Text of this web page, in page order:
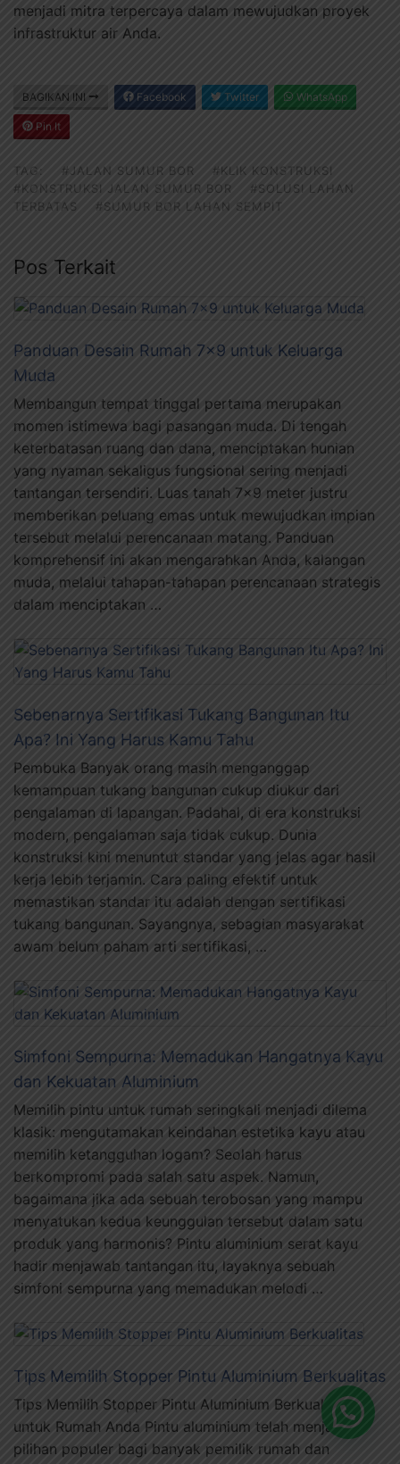
menjadi mitra terpercaya dalam mewujudkan proyek
infrastruktur air Anda.
BAGIKAN INI Facebook Twitter WhatsApp
Pin It
TAG: #JALAN SUMUR BOR
#KLIK KONSTRUKSI
#KONSTRUKSI JALAN SUMUR BOR
#SOLUSI LAHAN
TERBATAS
#SUMUR BOR LAHAN SEMPIT
Pos Terkait
Panduan Desain Rumah 7×9 untuk Keluarga
Muda
Membangun tempat tinggal pertama merupakan
momen istimewa bagi pasangan muda. Di tengah
keterbatasan ruang dan dana, menciptakan hunian
yang nyaman sekaligus fungsional sering menjadi
tantangan tersendiri. Luas tanah 7×9 meter justru
memberikan peluang emas untuk mewujudkan impian
tersebut melalui perencanaan matang. Panduan
komprehensif ini akan mengarahkan Anda, kalangan
muda, melalui tahapan-tahapan perencanaan strategis
dalam menciptakan …
Sebenarnya Sertifikasi Tukang Bangunan Itu
Apa? Ini Yang Harus Kamu Tahu
Pembuka Banyak orang masih menganggap
kemampuan tukang bangunan cukup diukur dari
pengalaman di lapangan. Padahal, di era konstruksi
modern, pengalaman saja tidak cukup. Dunia
konstruksi kini menuntut standar yang jelas agar hasil
kerja lebih terjamin. Cara paling efektif untuk
memastikan standar itu adalah dengan sertifikasi
tukang bangunan. Sayangnya, sebagian masyarakat
awam belum paham arti sertifikasi, …
Simfoni Sempurna: Memadukan Hangatnya Kayu
dan Kekuatan Aluminium
Memilih pintu untuk rumah seringkali menjadi dilema
klasik: mengutamakan keindahan estetika kayu atau
memilih ketangguhan logam? Seolah harus
berkompromi pada salah satu aspek. Namun,
bagaimana jika ada sebuah terobosan yang mampu
menyatukan kedua keunggulan tersebut dalam satu
produk yang harmonis? Pintu aluminium serat kayu
hadir menjawab tantangan itu, layaknya sebuah
simfoni sempurna yang memadukan melodi …
Tips Memilih Stopper Pintu Aluminium Berkualitas
Tips Memilih Stopper Pintu Aluminium Berkualitas
untuk Rumah Anda Pintu aluminium telah menjadi
pilihan populer bagi banyak pemilik rumah dan